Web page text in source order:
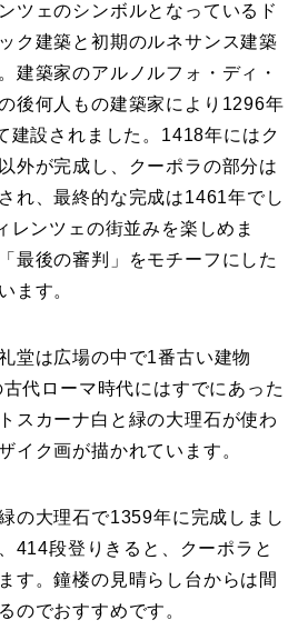
ツェのシンボルとなっているド
ク建築と初期のルネサンス建築
建築家のアルノルフォ・ディ・
後何人もの建築家により1296年
建設されました。1418年にはク
外が完成し、クーポラの部分は
れ、最終的な完成は1461年でし
レンツェの街並みを楽しめま
最後の審判」をモチーフにした
ます。
堂は広場の中で1番古い建物
代ローマ時代にはすでにあった
スカーナ白と緑の大理石が使わ
イク画が描かれています。
の大理石で1359年に完成しまし
414段登りきると、クーポラと
す。鐘楼の見晴らし台からは間
のでおすすめです。